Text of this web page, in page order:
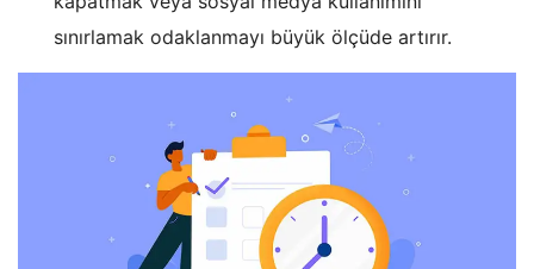
sınırlamak odaklanmayı büyük ölçüde artırır.